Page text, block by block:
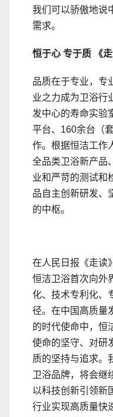
我们可以骄傲地说
需求。
恒于心 专于质 《
品质在于专业，专
业之力成为卫浴行
发中心的寿命实验
平台、160余台（
作。根据恒洁工作
全品类卫浴新产品
业和严苛的测试和
品自主创新研发、
的中枢。
在人民日报《走读
恒洁卫浴首次向外
化、技术专利化、
径。在中国高质量
的时代使命中，恒
使命的坚守、对研
质的坚持与追求。
卫浴品牌，将会继
以科技创新引领新
行业实现高质量快